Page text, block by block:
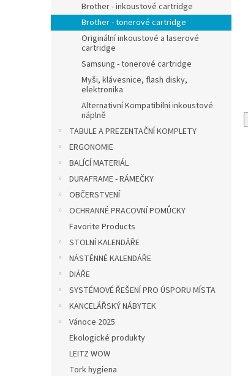
Brother - inkoustové cartridge
Brother - tonerové cartridge
Originální inkoustové a laserové
cartridge
Samsung - tonerové cartridge
Myši, klávesnice, flash disky,
elektronika
Alternativní Kompatibilní inkoustové
náplně
TABULE A PREZENTAČNÍ KOMPLETY
ERGONOMIE
BALÍCÍ MATERIÁL
DURAFRAME - RÁMEČKY
OBČERSTVENÍ
OCHRANNÉ PRACOVNÍ POMŮCKY
Favorite Products
STOLNÍ KALENDÁŘE
NÁSTĚNNÉ KALENDÁŘE
DIÁŘE
SYSTÉMOVÉ ŘEŠENÍ PRO ÚSPORU MÍSTA
KANCELÁŘSKÝ NÁBYTEK
Vánoce 2025
Ekologické produkty
LEITZ WOW
Tork hygiena
Tonerová cartridge
Brother TN-1030, černá
Brother tonerová
cartridge originální TN-